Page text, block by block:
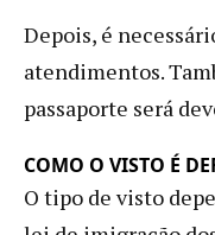
Depois, é
atendimentos.
passaporte será
COMO O VISTO É
O tipo de visto